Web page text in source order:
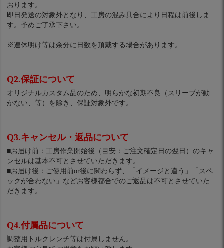
おります。
即日発送の対象外となり、工房の混み具合により日程は前後しま
す。予めご了承下さい。
※連休明け等は余分に日数を頂戴する場合があります。
Q2.保証について
オリジナルカスタム品のため、明らかな初期不良（スリーブが動
かない、等）を除き、保証対象外です。
Q3.キャンセル・返品について
■お届け前：工房作業開始後（目安：ご注文確定日の翌日）のキャ
ンセルは基本不可とさせていただきます。
■お届け後：ご使用前or後に関わらず、「イメージと違う」「スペ
ックが合わない」などお客様都合でのご返品は不可とさせていた
だきます。
Q4.付属品について
調整用トルクレンチ等は付属しません。